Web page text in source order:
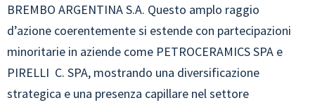
BREMBO ARGENTINA S.A. Questo amplo raggio
d’azione coerentemente si estende con partecipazioni
minoritarie in aziende come PETROCERAMICS SPA e
PIRELLI C. SPA, mostrando una diversificazione
strategica e una presenza capillare nel settore